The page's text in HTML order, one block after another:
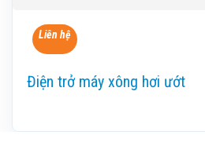
Liên hệ
Điện trở máy xông hơi ướt